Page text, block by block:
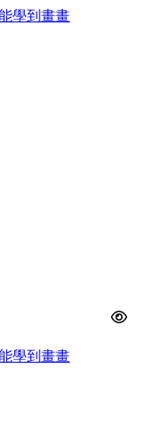
學到畫畫
學到畫畫